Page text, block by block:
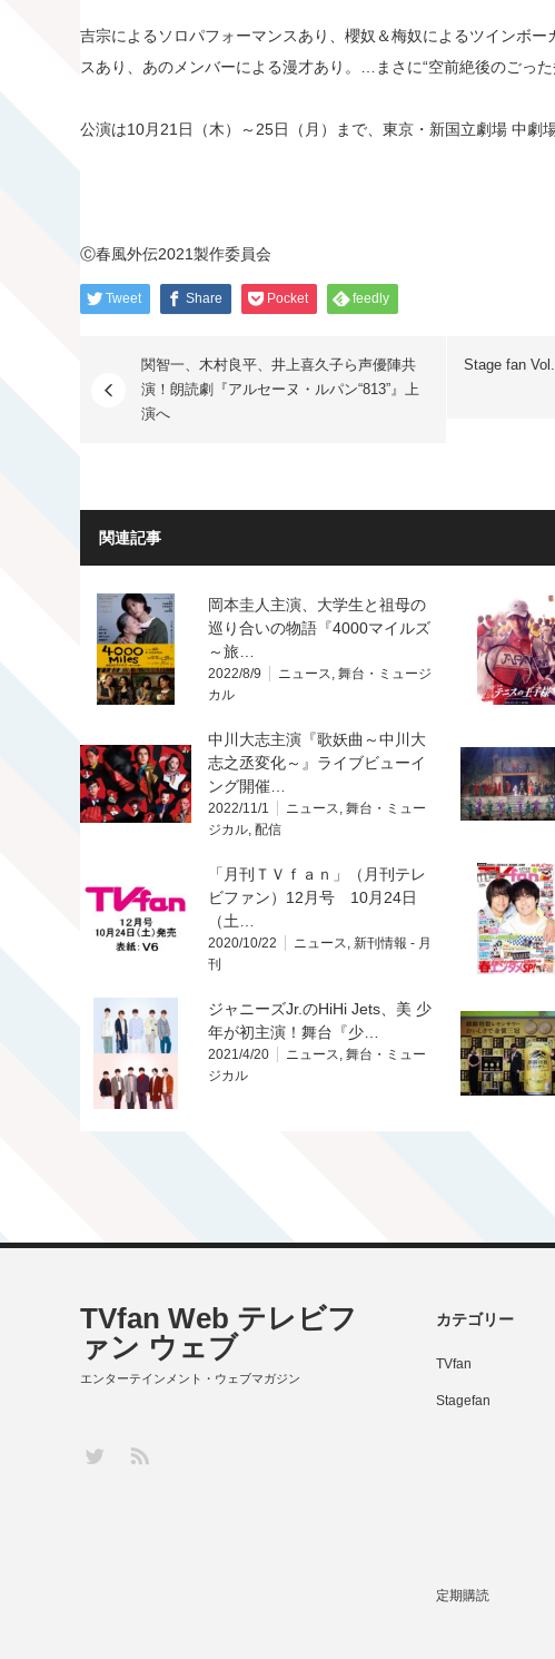
吉宗によるソロパフォーマンスあり、櫻奴＆梅奴によるツインボ
スあり、あのメンバーによる漫才あり。…まさに“空前絶後のごった
公演は10月21日（木）～25日（月）まで、東京・新国立劇場 中劇場
Ⓒ春風外伝2021製作委員会
Tweet Share Pocket feedly
関智一、木村良平、井上喜久子ら声優陣共
演！朗読劇『アルセーヌ・ルパン“813”』上
演へ
Stage fan
関連記事
岡本圭人主演、大学生と祖母の
巡り合いの物語『4000マイルズ
～旅…
2022/8/9 ニュース, 舞台・ミュージ
カル
中川大志主演『歌妖曲～中川大
志之丞変化～』ライブビューイ
ング開催…
2022/11/1 ニュース, 舞台・ミュー
ジカル, 配信
「月刊ＴＶｆａｎ」（月刊テレ
ビファン）12月号 10月24日
（土…
2020/10/22 ニュース, 新刊情報 - 月
刊
ジャニーズJr.のHiHi Jets、美 少
年が初主演！舞台『少…
2021/4/20 ニュース, 舞台・ミュー
ジカル
カテゴリー
TVfan
Stagefan
定期購読
TVfan Web テレビフ
ァン ウェブ
エンターテインメント・ウェブマガジン
Twitter